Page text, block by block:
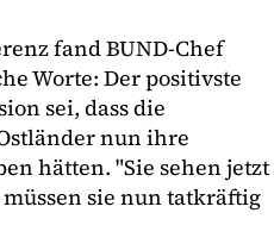
fand BUND-Chef
Worte: Der positivste
sei, dass die
nun ihre
hätten. "Sie sehen jetzt
sie nun tatkräftig